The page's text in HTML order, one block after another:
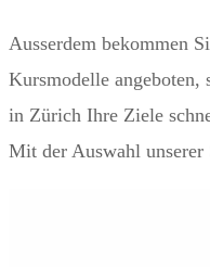
Ausserdem bekommen
Kursmodelle angeboten,
in Zürich Ihre Ziele
Mit der Auswahl unserer